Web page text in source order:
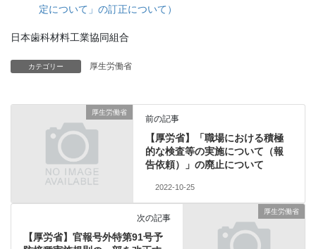
定について」の訂正について）
日本歯科材料工業協同組合
カテゴリー 厚生労働省
厚生労働省
前の記事
【厚労省】「職場における積極
的な検査等の実施について（報
告依頼）」の廃止について
2022-10-25
厚生労働省
次の記事
【厚労省】官報号外特第91号予